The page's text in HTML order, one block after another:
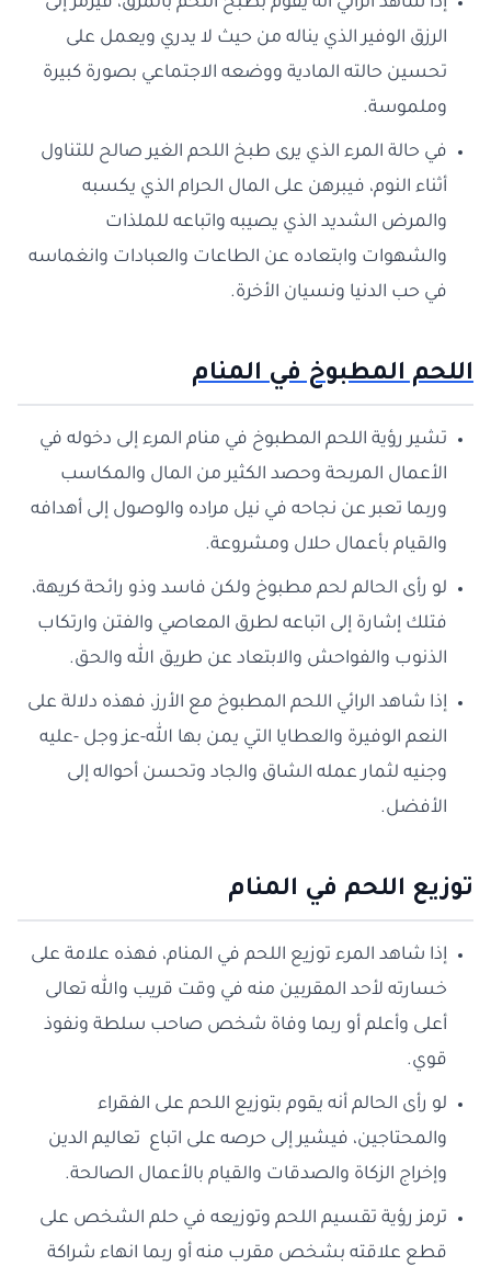
إذا شاهد الرائي أنه يقوم بطبخ اللحم بالمرق، فيرمز إلى
الرزق الوفير الذي يناله من حيث لا يدري ويعمل على
تحسين حالته المادية ووضعه الاجتماعي بصورة كبيرة
وملموسة.
في حالة المرء الذي يرى طبخ اللحم الغير صالح للتناول
أثناء النوم، فيبرهن على المال الحرام الذي يكسبه
والمرض الشديد الذي يصيبه واتباعه للملذات
والشهوات وابتعاده عن الطاعات والعبادات وانغماسه
في حب الدنيا ونسيان الأخرة.
اللحم المطبوخ في المنام
تشير رؤية اللحم المطبوخ في منام المرء إلى دخوله في
الأعمال المربحة وحصد الكثير من المال والمكاسب
وربما تعبر عن نجاحه في نيل مراده والوصول إلى أهدافه
والقيام بأعمال حلال ومشروعة.
لو رأى الحالم لحم مطبوخ ولكن فاسد وذو رائحة كريهة،
فتلك إشارة إلى اتباعه لطرق المعاصي والفتن وارتكاب
الذنوب والفواحش والابتعاد عن طريق الله والحق.
إذا شاهد الرائي اللحم المطبوخ مع الأرز، فهذه دلالة على
النعم الوفيرة والعطايا التي يمن بها الله-عز وجل -عليه
وجنيه لثمار عمله الشاق والجاد وتحسن أحواله إلى
الأفضل.
توزيع اللحم في المنام
إذا شاهد المرء توزيع اللحم في المنام، فهذه علامة على
خسارته لأحد المقربين منه في وقت قريب والله تعالى
أعلى وأعلم أو ربما وفاة شخص صاحب سلطة ونفوذ
قوي.
لو رأى الحالم أنه يقوم بتوزيع اللحم على الفقراء
والمحتاجين، فيشير إلى حرصه على اتباع تعاليم الدين
وإخراج الزكاة والصدقات والقيام بالأعمال الصالحة.
ترمز رؤية تقسيم اللحم وتوزيعه في حلم الشخص على
قطع علاقته بشخص مقرب منه أو ربما انهاء شراكة